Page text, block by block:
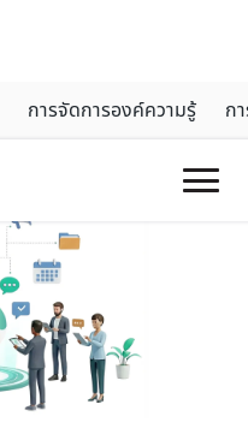
การจัดการองค์ความรู้ ก